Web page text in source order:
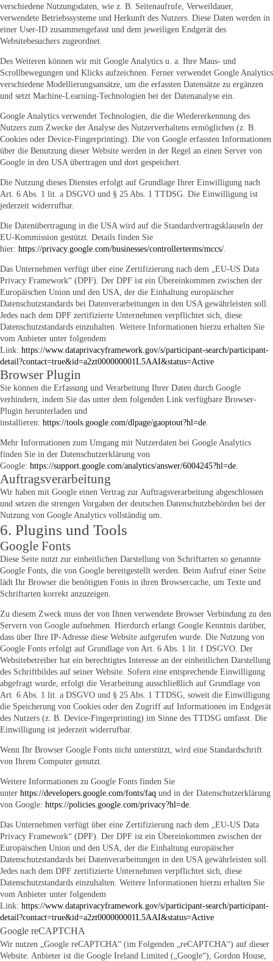
verschiedene Nutzungsdaten, wie z. B. Seitenaufrufe, Verweildauer,
verwendete Betriebssysteme und Herkunft des Nutzers. Diese Daten werden in
einer User-ID zusammengefasst und dem jeweiligen Endgerät des
Websitebesuchers zugeordnet.
Des Weiteren können wir mit Google Analytics u. a. Ihre Maus- und
Scrollbewegungen und Klicks aufzeichnen. Ferner verwendet Google Analytics
verschiedene Modellierungsansätze, um die erfassten Datensätze zu ergänzen
und setzt Machine-Learning-Technologien bei der Datenanalyse ein.
Google Analytics verwendet Technologien, die die Wiedererkennung des
Nutzers zum Zwecke der Analyse des Nutzerverhaltens ermöglichen (z. B.
Cookies oder Device-Fingerprinting). Die von Google erfassten Informationen
über die Benutzung dieser Website werden in der Regel an einen Server von
Google in den USA übertragen und dort gespeichert.
Die Nutzung dieses Dienstes erfolgt auf Grundlage Ihrer Einwilligung nach
Art. 6 Abs. 1 lit. a DSGVO und § 25 Abs. 1 TTDSG. Die Einwilligung ist
jederzeit widerrufbar.
Die Datenübertragung in die USA wird auf die Standardvertragsklauseln der
EU-Kommission gestützt. Details finden Sie
hier: https://privacy.google.com/businesses/controllerterms/mccs/
Das Unternehmen verfügt über eine Zertifizierung nach dem „EU-US Data
Privacy Framework“ (DPF). Der DPF ist ein Übereinkommen zwischen der
Europäischen Union und den USA, der die Einhaltung europäischer
Datenschutzstandards bei Datenverarbeitungen in den USA gewährleisten soll.
Jedes nach dem DPF zertifizierte Unternehmen verpflichtet sich, diese
Datenschutzstandards einzuhalten. Weitere Informationen hierzu erhalten Sie
vom Anbieter unter folgendem
Link: https://www.dataprivacyframework.gov/s/participant-search/participant-
detail?contact=true&id=a2zt000000001L5AAI&status=Active
Browser Plugin
Sie können die Erfassung und Verarbeitung Ihrer Daten durch Google
verhindern, indem Sie das unter dem folgenden Link verfügbare Browser-
Plugin herunterladen und
installieren: https://tools.google.com/dlpage/gaoptout?hl=de
Mehr Informationen zum Umgang mit Nutzerdaten bei Google Analytics
finden Sie in der Datenschutzerklärung von
Google: https://support.google.com/analytics/answer/6004245?hl=de
Auftragsverarbeitung
Wir haben mit Google einen Vertrag zur Auftragsverarbeitung abgeschlossen
und setzen die strengen Vorgaben der deutschen Datenschutzbehörden bei der
Nutzung von Google Analytics vollständig um.
6. Plugins und Tools
Google Fonts
Diese Seite nutzt zur einheitlichen Darstellung von Schriftarten so genannte
Google Fonts, die von Google bereitgestellt werden. Beim Aufruf einer Seite
lädt Ihr Browser die benötigten Fonts in ihren Browsercache, um Texte und
Schriftarten korrekt anzuzeigen.
Zu diesem Zweck muss der von Ihnen verwendete Browser Verbindung zu den
Servern von Google aufnehmen. Hierdurch erlangt Google Kenntnis darüber,
dass über Ihre IP-Adresse diese Website aufgerufen wurde. Die Nutzung von
Google Fonts erfolgt auf Grundlage von Art. 6 Abs. 1 lit. f DSGVO. Der
Websitebetreiber hat ein berechtigtes Interesse an der einheitlichen Darstellung
des Schriftbildes auf seiner Website. Sofern eine entsprechende Einwilligung
abgefragt wurde, erfolgt die Verarbeitung ausschließlich auf Grundlage von
Art. 6 Abs. 1 lit. a DSGVO und § 25 Abs. 1 TTDSG, soweit die Einwilligung
die Speicherung von Cookies oder den Zugriff auf Informationen im Endgerät
des Nutzers (z. B. Device-Fingerprinting) im Sinne des TTDSG umfasst. Die
Einwilligung ist jederzeit widerrufbar.
Wenn Ihr Browser Google Fonts nicht unterstützt, wird eine Standardschrift
von Ihrem Computer genutzt.
Weitere Informationen zu Google Fonts finden Sie
unter https://developers.google.com/fonts/faq und in der Datenschutzerklärung
von Google: https://policies.google.com/privacy?hl=de.
Das Unternehmen verfügt über eine Zertifizierung nach dem „EU-US Data
Privacy Framework“ (DPF). Der DPF ist ein Übereinkommen zwischen der
Europäischen Union und den USA, der die Einhaltung europäischer
Datenschutzstandards bei Datenverarbeitungen in den USA gewährleisten soll.
Jedes nach dem DPF zertifizierte Unternehmen verpflichtet sich, diese
Datenschutzstandards einzuhalten. Weitere Informationen hierzu erhalten Sie
vom Anbieter unter folgendem
Link: https://www.dataprivacyframework.gov/s/participant-search/participant-
detail?contact=true&id=a2zt000000001L5AAI&status=Active
Google reCAPTCHA
Wir nutzen „Google reCAPTCHA“ (im Folgenden „reCAPTCHA“) auf dieser
Website. Anbieter ist die Google Ireland Limited („Google“), Gordon House,